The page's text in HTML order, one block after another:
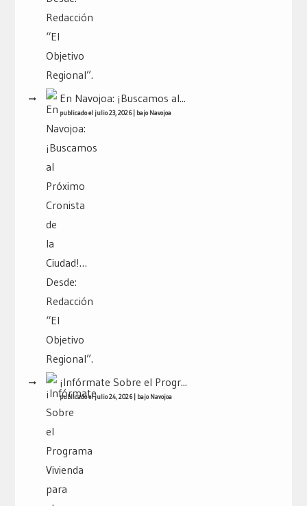
En Navojoa: ¡Buscamos al...
publicado el julio 23, 2026| bajo Navojoa
¡Infórmate Sobre el Progr...
publicado el julio 24, 2026| bajo Navojoa